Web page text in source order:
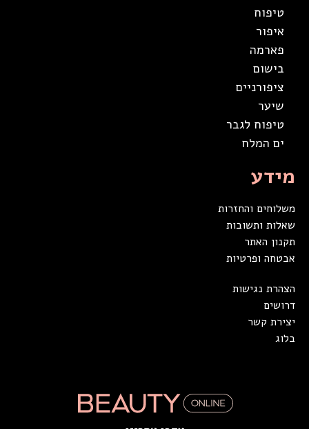
טיפוח
איפור
פארמה
בישום
ציפורניים
שיער
טיפוח לגבר
ים המלח
מידע
משלוחים והחזרות
שאלות ותשובות
תקנון האתר
אבטחה ופרטיות
הצהרת נגישות
דרושים
יצירת קשר
בלוג